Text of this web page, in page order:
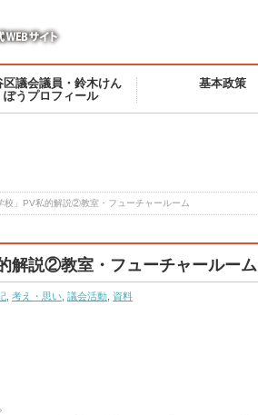
区議会議員・鈴木けん
ぽうプロフィール
基本政策
校」PV私的解説②教室・フューチャールーム
解説②教室・フューチャールーム
考え・思い 議会活動 資料